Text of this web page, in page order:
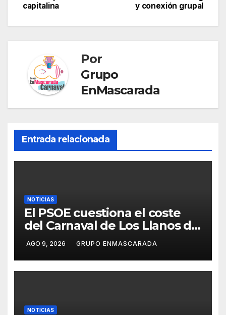
p
g
e
e
T
l
t
lp
a
entradas
y conexión grupal
capitalina
Por
Grupo
EnMascarada
Entrada relacionada
NOTICIAS
El PSOE cuestiona el coste
del Carnaval de Los Llanos de
Aridane y reclama mayor
control del gasto municipal
AGO 9, 2026 GRUPO ENMASCARADA
NOTICIAS